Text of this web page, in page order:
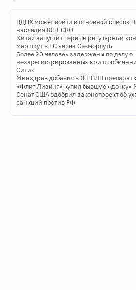
ВДНХ может войти в основной список
наследия ЮНЕСКО
Китай запустит первый регулярный
маршрут в ЕС через Севморпуть
Более 20 человек задержаны по делу о
незарегистрированных
Сити»
Минздрав добавил в ЖНВЛП препарат
«Флит Лизинг» купил бывшую «дочку»
Сенат США одобрил законопроект об
санкций против РФ